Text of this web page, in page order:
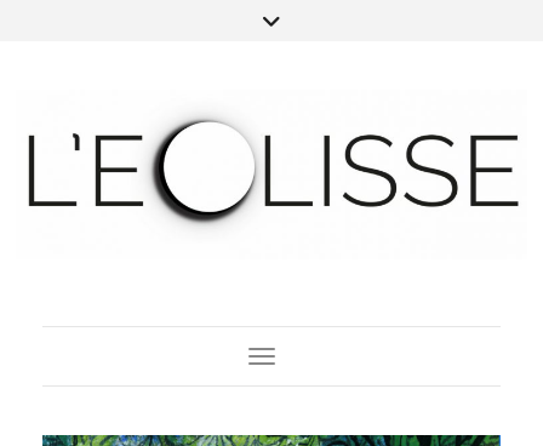
Toggle Navigation